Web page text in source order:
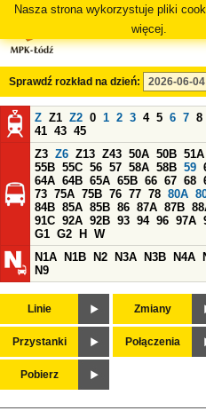
Nasza strona wykorzystuje pliki
więcej.
Sprawdź rozkład na dzień:
Z Z1 Z2 0 1 2 3 4 5 6 7 8
41 43 45
Z3 Z6 Z13 Z43 50A 50B 51A
55B 55C 56 57 58A 58B 59
64A 64B 65A 65B 66 67 68
73 75A 75B 76 77 78 80A
84B 85A 85B 86 87A 87B
91C 92A 92B 93 94 96 97A
G1 G2 H
W
N1A
N1B N2 N3A N3B N4A
N9
Linie Zmiany
Przystanki Połączenia
Pobierz